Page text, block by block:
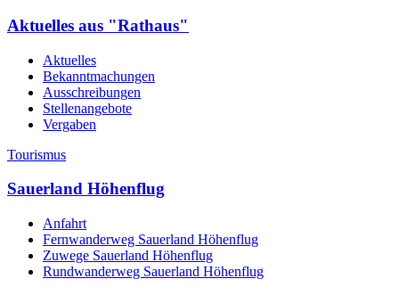
Aktuelles aus "Rathaus"
Aktuelles
Bekanntmachungen
Ausschreibungen
Stellenangebote
Vergaben
Tourismus
Sauerland Höhenflug
Anfahrt
Fernwanderweg Sauerland Höhenflug
Zuwege Sauerland Höhenflug
Rundwanderweg Sauerland Höhenflug